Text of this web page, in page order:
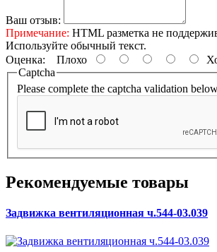
Ваш отзыв:
Примечание: HTML разметка не
Используйте обычный текст.
Оценка: Плохо
Captcha
Please complete the captcha validation
Рекомендуемые товары
Задвижка вентиляционная ч.544-03.039